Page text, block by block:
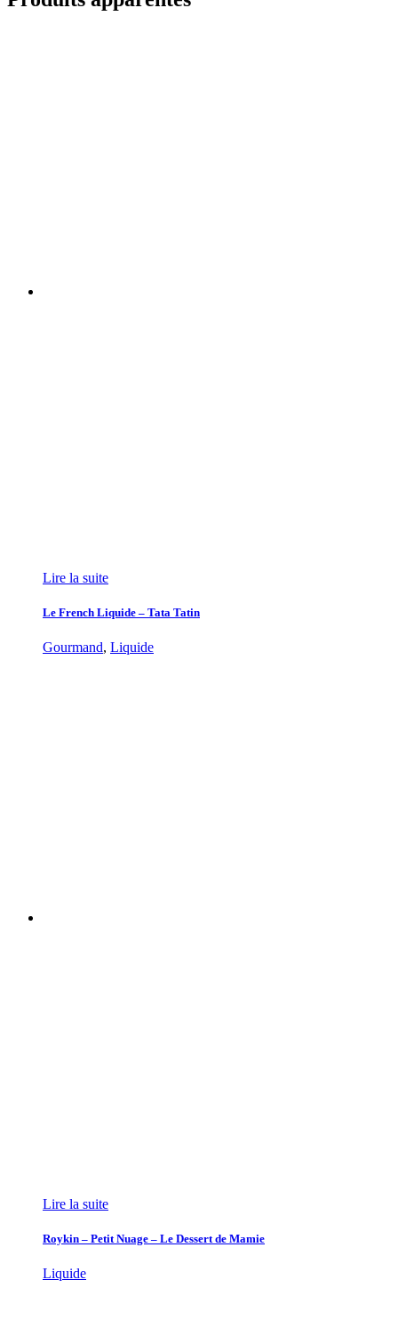
Lire la suite
Le French Liquide – Tata Tatin
Gourmand, Liquide
Lire la suite
Roykin – Petit Nuage – Le Dessert de Mamie
Liquide